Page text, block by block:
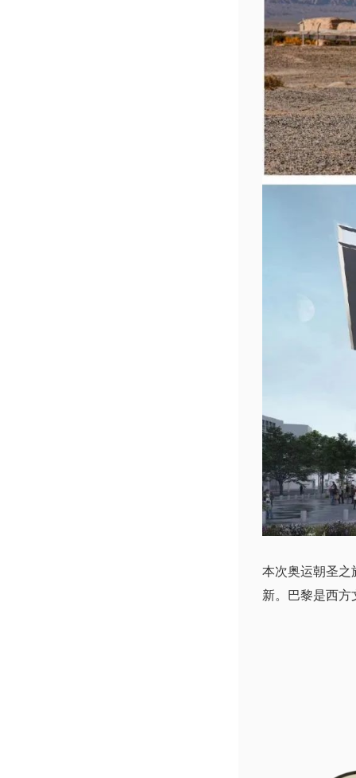
本次奥运朝圣之
新。巴黎是西方